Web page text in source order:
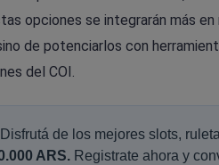
opciones se integrarán más
de potenciarlos con
del COI.
de los mejores slots,
ARS. Registrate ahora y